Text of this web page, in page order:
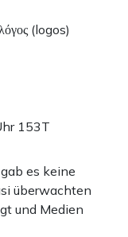
(logos)
153T
es keine
überwachten
und Medien